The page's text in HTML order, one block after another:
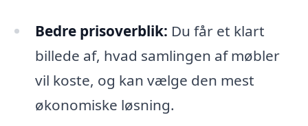
Bedre prisoverblik: Du får et klart
billede af, hvad samlingen af møbler
vil koste, og kan vælge den mest
økonomiske løsning.